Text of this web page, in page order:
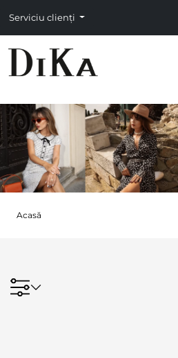
Serviciu clienți
Acasă